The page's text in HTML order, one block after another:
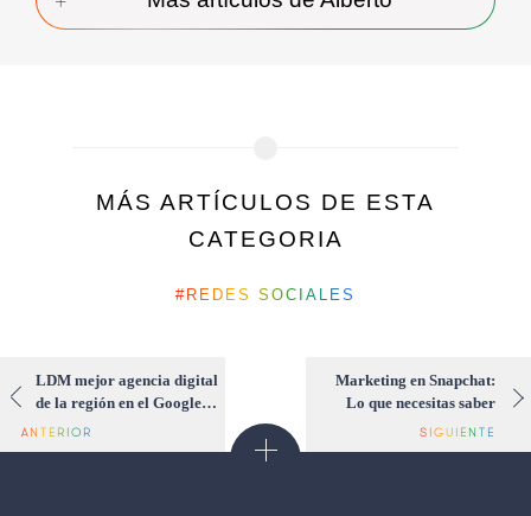
MÁS ARTÍCULOS DE ESTA
CATEGORIA
REDES SOCIALES
LDM mejor agencia digital
de la región en el Google
Partner Summit 2016
Marketing en Snapchat:
Lo que necesitas saber